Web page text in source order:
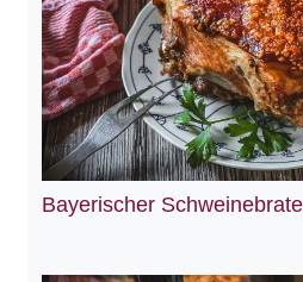
Bayerischer